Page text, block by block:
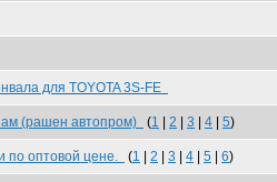
для TOYOTA 3S-FE
(рашен автопром) (1 2 3 4 5)
по оптовой цене. (1 2 3 4 5 6)